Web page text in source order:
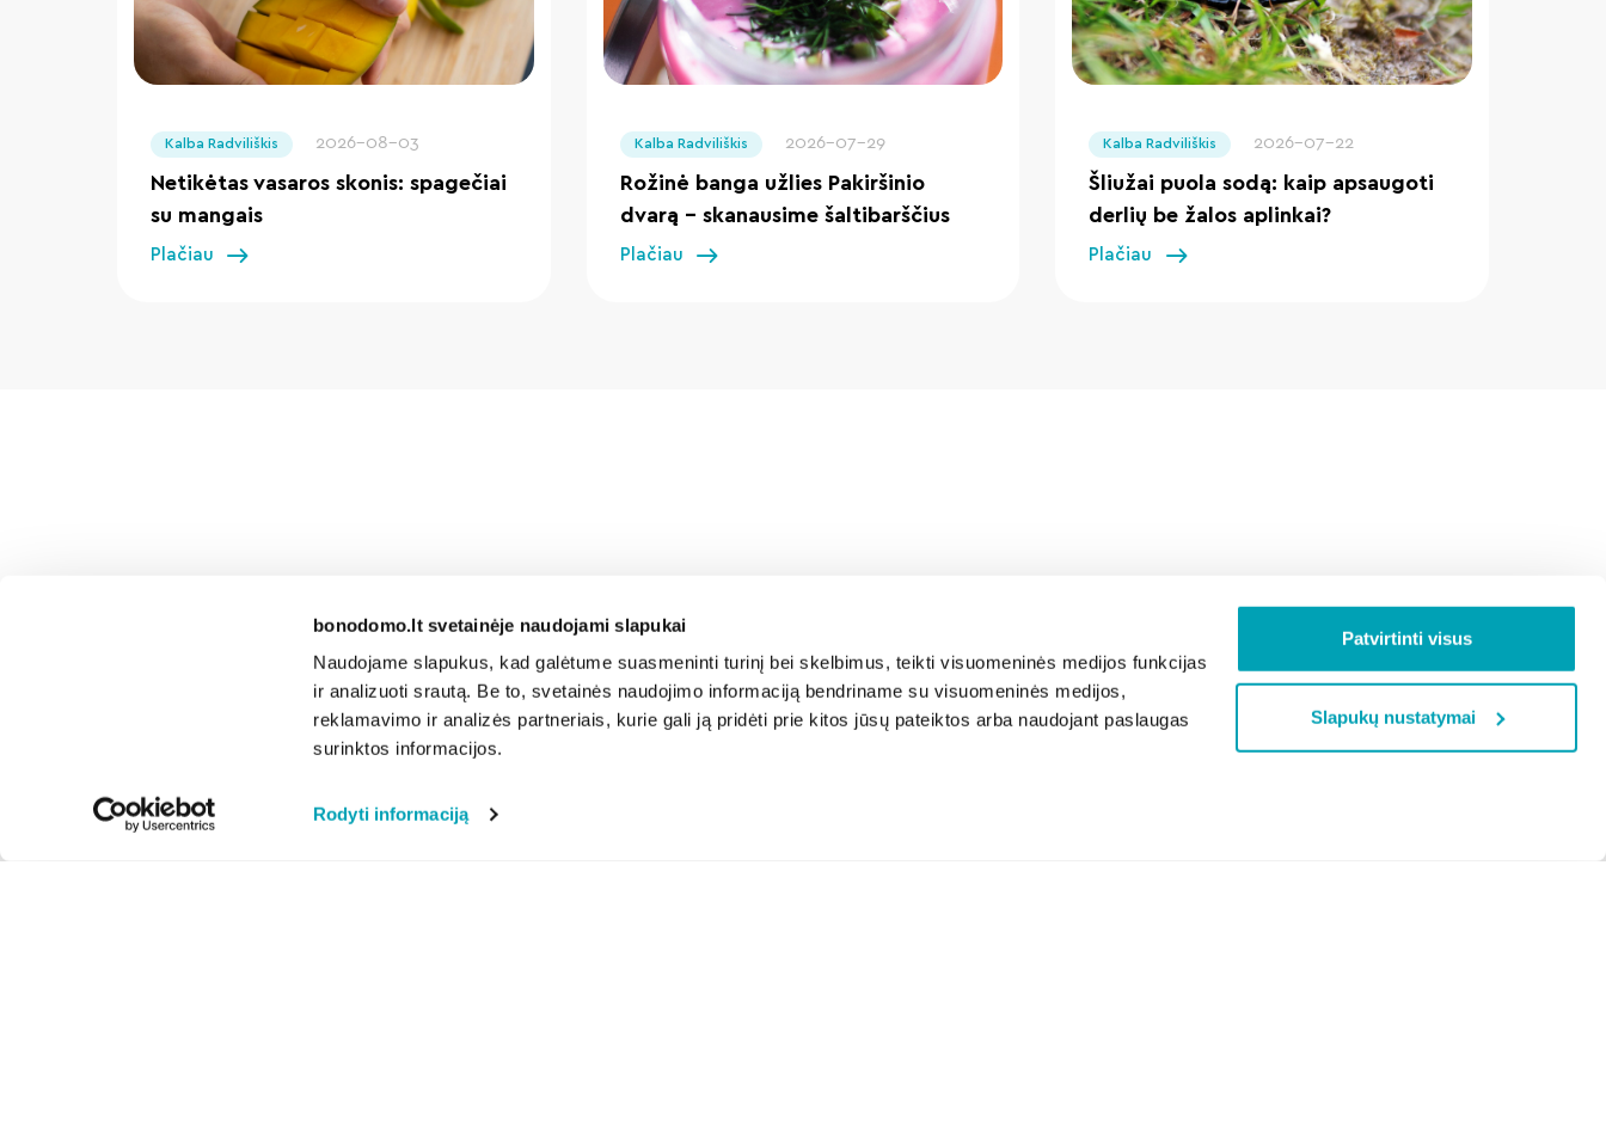
bonodomo.lt svetainėje naudojami slapukai
Naudojame slapukus, kad galėtume suasmeninti turinį bei skelbimus, teikti visuomeninės medijos funkcijas
ir analizuoti srautą. Be to, svetainės naudojimo informaciją bendriname su visuomeninės medijos,
reklamavimo ir analizės partneriais, kurie gali ją pridėti prie kitos jūsų pateiktos arba naudojant paslaugas
surinktos informacijos.
Rodyti informaciją
Patvirtinti visus
Slapukų nustatymai
Kalba Radviliškis 2026-08-03
Netikėtas vasaros skonis: spagečiai
su mangais
Plačiau
Kalba Radviliškis 2026-07-29
Rožinė banga užlies Pakiršinio
dvarą – skanausime šaltibarščius
Plačiau
Kalba Radviliškis 2026-07-22
Šliužai puola sodą: kaip apsaugoti
derlių be žalos aplinkai?
Plačiau